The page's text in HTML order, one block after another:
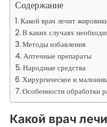
Содержание
Какой врач лечит
В каких случаях
Методы избавления
Аптечные препараты
Народные средства
Хирургическое и
Особенности обработки
Какой врач